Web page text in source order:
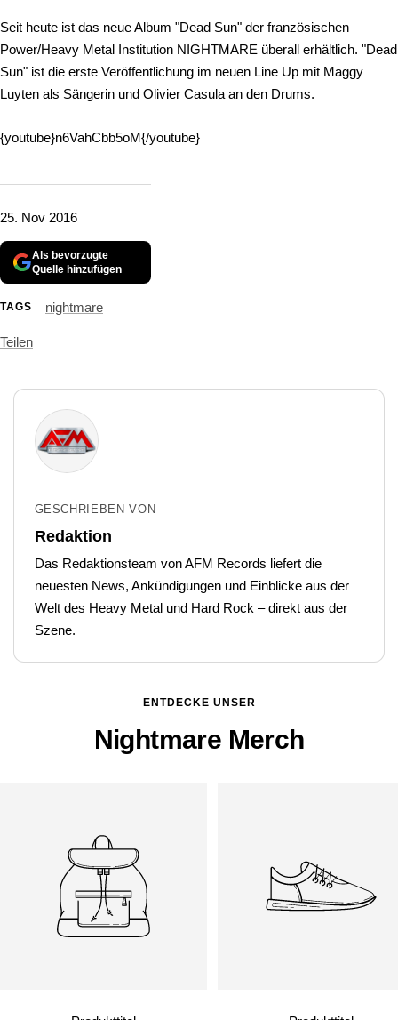
25. Nov 2016
Als bevorzugte
Quelle hinzufügen
TAGS nightmare
Teilen
Seit heute ist das neue Album "Dead Sun" der französischen
Power/Heavy Metal Institution NIGHTMARE überall erhältlich. "Dead
Sun" ist die erste Veröffentlichung im neuen Line Up mit Maggy
Luyten als Sängerin und Olivier Casula an den Drums.
{youtube}n6VahCbb5oM{/youtube}
GESCHRIEBEN VON
Redaktion
Das Redaktionsteam von AFM Records liefert die
neuesten News, Ankündigungen und Einblicke aus der
Welt des Heavy Metal und Hard Rock – direkt aus der
Szene.
ENTDECKE UNSER
Nightmare Merch